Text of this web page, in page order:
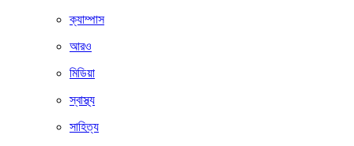
ক্যাম্পাস
আরও
মিডিয়া
স্বাস্থ্য
সাহিত্য